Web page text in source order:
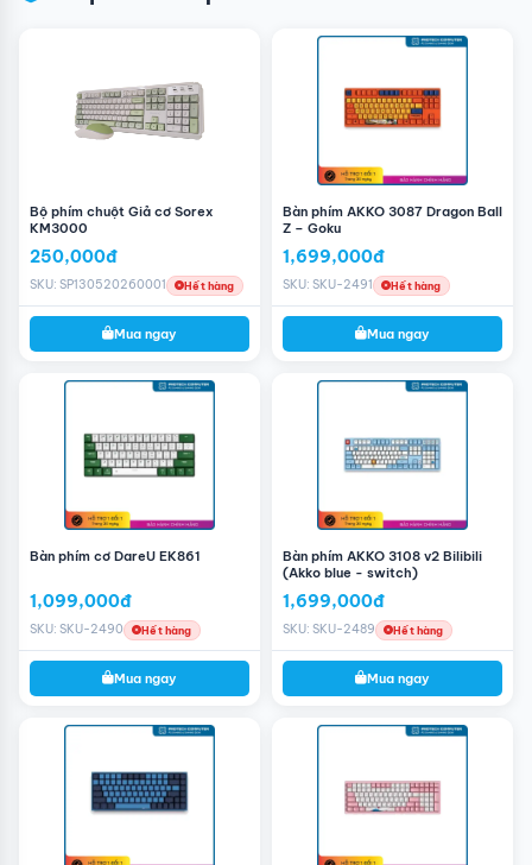
Bộ phím chuột Giả cơ Sorex
KM3000
250,000đ
SKU: SP130520260001 Hết hàng
Mua ngay
Bàn phím AKKO 3087 Dragon Ball
Z – Goku
1,699,000đ
SKU: SKU-2491 Hết hàng
Mua ngay
Bàn phím cơ DareU EK861
1,099,000đ
SKU: SKU-2490 Hết hàng
Mua ngay
Bàn phím AKKO 3108 v2 Bilibili
(Akko blue - switch)
1,699,000đ
SKU: SKU-2489 Hết hàng
Mua ngay